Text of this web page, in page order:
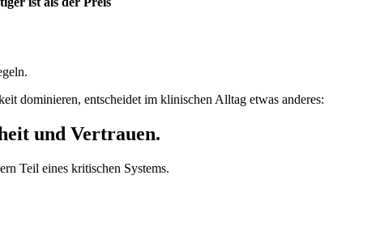
dominieren, entscheidet im klinischen Alltag etwas anderes:
und Vertrauen.
Teil eines kritischen Systems.